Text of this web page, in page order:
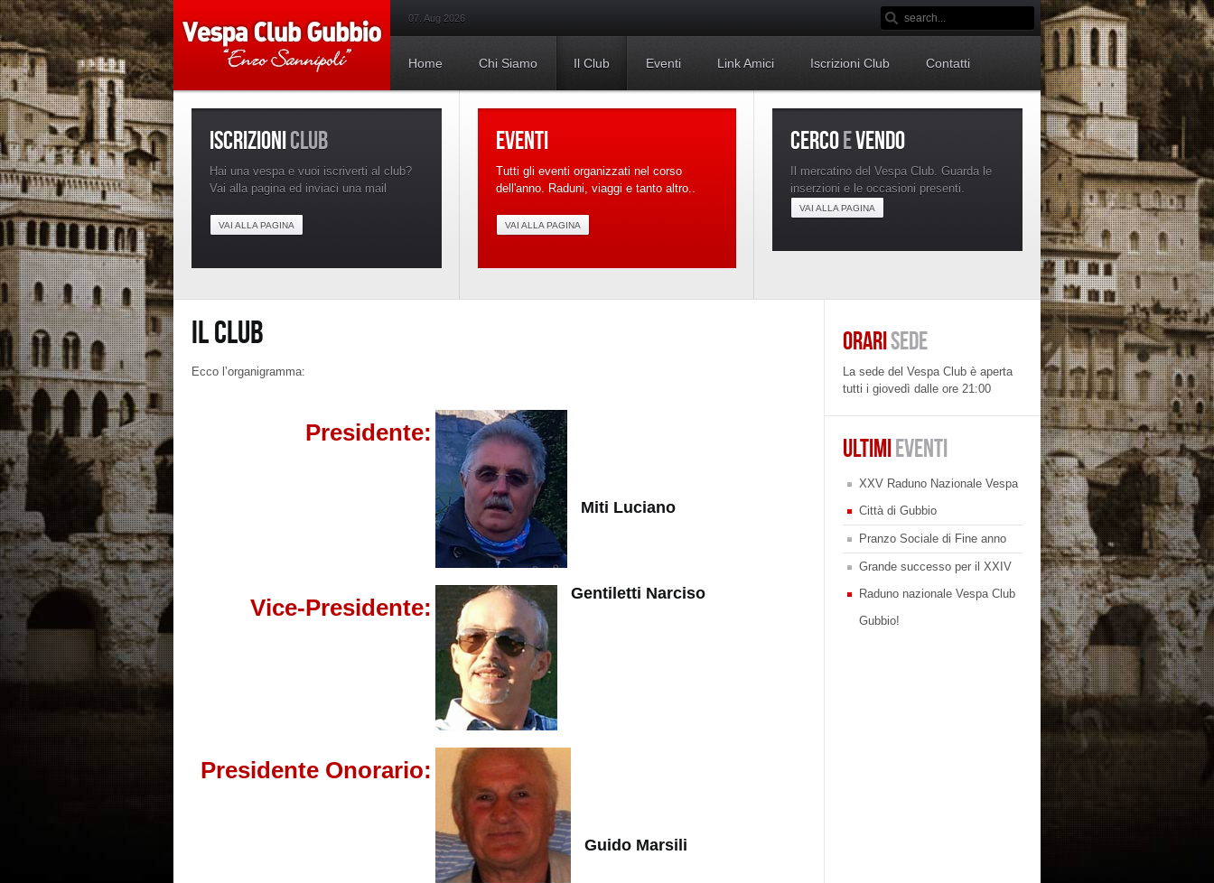
07. Aug 2026
Home Chi Siamo Il Club Eventi Link Amici Iscrizioni Club Contatti
ISCRIZIONICLUB
Hai una vespa e vuoi iscriverti al club?
Vai alla pagina ed inviaci una mail
VAI ALLA PAGINA
EVENTI
Tutti gli eventi organizzati nel corso
dell'anno. Raduni, viaggi e tanto altro..
VAI ALLA PAGINA
CERCOEVENDO
Il mercatino del Vespa Club. Guarda le
inserzioni e le occasioni presenti.
VAI ALLA PAGINA
IL CLUB
Ecco l’organigramma:
Presidente:
Miti Luciano
Vice-Presidente:
Gentiletti Narciso
Presidente Onorario:
Guido Marsili
ORARISEDE
La sede del Vespa Club è aperta
tutti i giovedì dalle ore 21:00
ULTIMIEVENTI
XXV Raduno Nazionale Vespa
Città di Gubbio
Pranzo Sociale di Fine anno
Grande successo per il XXIV
Raduno nazionale Vespa Club
Gubbio!